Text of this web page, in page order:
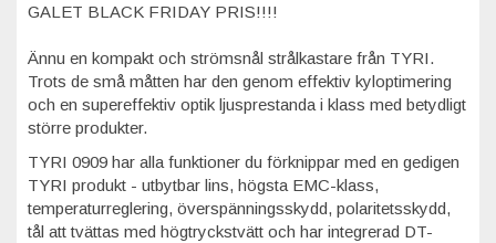
GALET BLACK FRIDAY PRIS!!!!
Ännu en kompakt och strömsnål strålkastare från TYRI.
Trots de små måtten har den genom effektiv kyloptimering
och en supereffektiv optik ljusprestanda i klass med betydligt
större produkter.
TYRI 0909 har alla funktioner du förknippar med en gedigen
TYRI produkt - utbytbar lins, högsta EMC-klass,
temperaturreglering, överspänningsskydd, polaritetsskydd,
tål att tvättas med högtryckstvätt och har integrerad DT-